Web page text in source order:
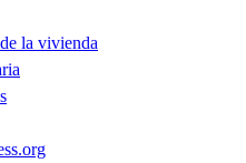
la vivienda